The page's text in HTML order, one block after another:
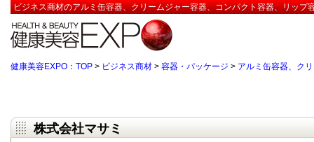
ビジネス商材のアルミ缶容器、クリームジャー容器、コンパクト容器、リップ
健康美容EXPO：TOP > ビジネス商材 > 容器・パッケージ > アルミ缶容器、ク
株式会社マサミ